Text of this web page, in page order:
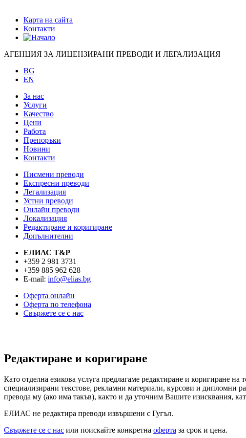
Карта на сайта
Контакти
АГЕНЦИЯ ЗА ЛИЦЕНЗИРАНИ ПРЕВОДИ И ЛЕГАЛИЗАЦИЯ
BG
EN
За нас
Услуги
Качество
Цени
Работa
Препоръки
Новини
Контакти
Писмени преводи
Експресни преводи
Легализация
Устни преводи
Онлайн преводи
Локализация
Редактиране и коригиране
Допълнителни
ЕЛИАС T&P
+359 2 981 3731
+359 885 962 628
E-mail: info@elias.bg
Оферта онлайн
Оферта по телефона
Свържете се с нас
Редактиране и коригиране
Като отделна езикова услуга предлагаме редактиране и коригиране
специализирани текстове, рекламни материали, курсови и дипломни
превода му (ако има такъв), както и да уточним Вашите изисквания,
ЕЛИАС не редактира преводи извършени с Гугъл.
Свържете се с нас или поискайте конкретна оферта за срок и цена.